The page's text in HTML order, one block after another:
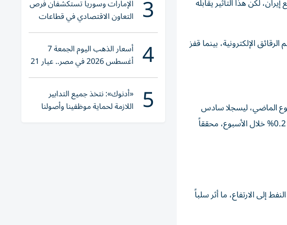
بنسبة 5% مع استمرار صعود أسهم الرقائق الإلكترونية، بينما قفز
بأكثر من 2% و4% على التوالي الأسبوع الماضي، ليسجلا سادس
أسبوع متتالٍ من المكاسب، وهي أطول سلسلة صعود لهما منذ عام 2024. كما ارتفع مؤشر داو جونز بنسبة 0.2% خلال الأسبوع، محققاً
إلى الارتفاع، ما أثر سلباً
3 الإمارات وسوريا تستكشفان فرص
التعاون الاقتصادي في قطاعات
حيوية
4 أسعار الذهب اليوم الجمعة 7
أغسطس 2026 في مصر.. عيار 21
يقترب من هذا الرقم
5 «أدنوك»: نتخذ جميع التدابير
اللازمة لحماية موظفينا وأصولنا